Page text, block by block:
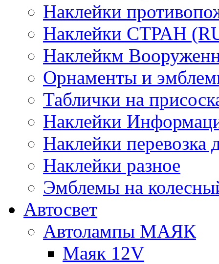
Наклейки
Наклейки СТРАН
Наклейкм
Орнаменты и
Таблички на
Наклейки
Наклейки перевозка
Наклейки разное
Эмблемы на
Автосвет
Автолампы МАЯК
Маяк 12V